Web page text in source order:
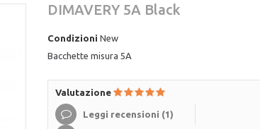
DIMAVERY 5A Black
Condizioni New
Bacchette misura 5A
Valutazione
Leggi recensioni (1)